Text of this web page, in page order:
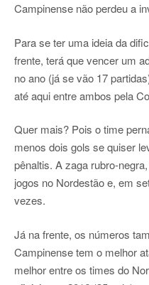
Campinense não perdeu a
Para se ter uma ideia da
frente, terá que vencer um
no ano (já se vão 17
até aqui entre ambos pela
Quer mais? Pois o time
menos dois gols se quiser
pênaltis. A zaga rubro-
jogos no Nordestão e, em
vezes.
Já na frente, os números
Campinense tem o melhor
melhor entre os times do